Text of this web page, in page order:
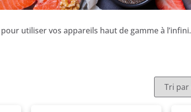
utiliser vos appareils haut de gamme à l’infini.